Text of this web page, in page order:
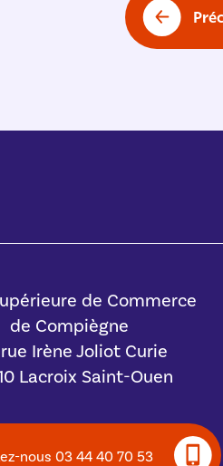
de Commerce
de Compiègne
rue Irène Joliot Curie
Lacroix Saint-Ouen
nous 03 44 40 70 53